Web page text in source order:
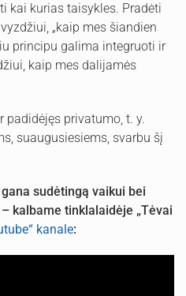
kai kurias taisykles. Pradėti
„kaip mes šiandien
principu galima integruoti ir
kaip mes dalijamės
padidėjęs privatumo, t. y.
suaugusiesiems, svarbu šį
sudėtingą vaikui bei
kalbame tinklalaidėje „Tėvai
kanale: